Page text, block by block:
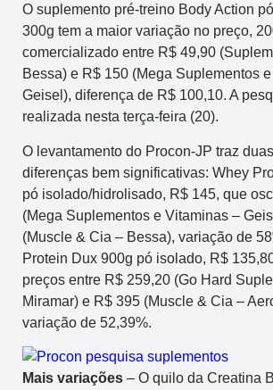
O suplemento pré-treino Body Action
300g tem a maior variação no preço,
comercializado entre R$ 49,90
Bessa) e R$ 150 (Mega Suplementos
Geisel), diferença de R$ 100,10. A
realizada nesta terça-feira (20).
O levantamento do Procon-JP traz
diferenças bem significativas: Whey
pó isolado/hidrolisado, R$ 145, que
(Mega Suplementos e Vitaminas –
(Muscle & Cia – Bessa), variação de
Protein Dux 900g pó isolado, R$
preços entre R$ 259,20 (Go Hard
Miramar) e R$ 395 (Muscle & Cia –
variação de 52,39%.
Mais variações – O quilo da Creatina